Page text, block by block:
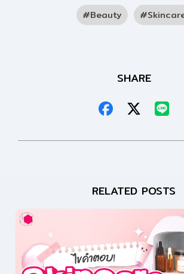
Beauty
SHARE
RELATED POSTS